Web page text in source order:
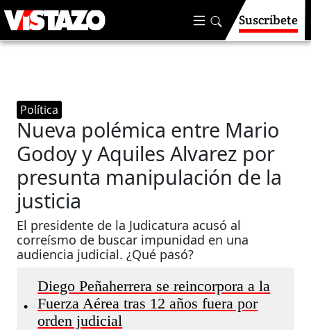
Suscríbete
Política
Nueva polémica entre Mario
Godoy y Aquiles Alvarez por
presunta manipulación de la
justicia
El presidente de la Judicatura acusó al
correísmo de buscar impunidad en una
audiencia judicial. ¿Qué pasó?
•
Diego Peñaherrera se reincorpora a la
Fuerza Aérea tras 12 años fuera por
orden judicial